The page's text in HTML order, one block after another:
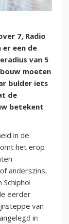
7, Radio
een de
van 5
moeten
bulder iets
de
betekent
in de
het erop
anderszins,
eerder
van
in